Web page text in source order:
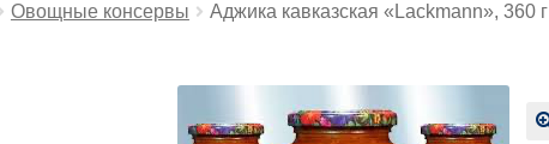
Овощные консервы Аджика кавказская «Lackmann», 360 г